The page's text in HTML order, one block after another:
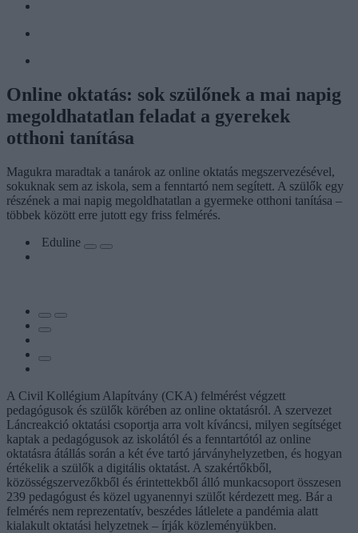
Online oktatás: sok szülőnek a mai napig
megoldhatatlan feladat a gyerekek
otthoni tanítása
Magukra maradtak a tanárok az online oktatás megszervezésével,
sokuknak sem az iskola, sem a fenntartó nem segített. A szülők egy
részének a mai napig megoldhatatlan a gyermeke otthoni tanítása –
többek között erre jutott egy friss felmérés.
Eduline
A Civil Kollégium Alapítvány (CKA) felmérést végzett
pedagógusok és szülők körében az online oktatásról. A szervezet
Láncreakció oktatási csoportja arra volt kíváncsi, milyen segítséget
kaptak a pedagógusok az iskolától és a fenntartótól az online
oktatásra átállás során a két éve tartó járványhelyzetben, és hogyan
értékelik a szülők a digitális oktatást. A szakértőkből,
közösségszervezőkből és érintettekből álló munkacsoport összesen
239 pedagógust és közel ugyanennyi szülőt kérdezett meg. Bár a
felmérés nem reprezentatív, beszédes látlelete a pandémia alatt
kialakult oktatási helyzetnek – írják közleményükben.